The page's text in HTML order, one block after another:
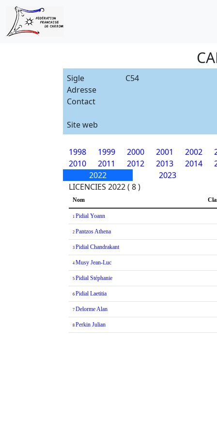
Sigle
C54
Adresse
Contact
Site web
1998 1999 2000 2001 2002
2010
2011 2012 2013 2014
2022
2023
LICENCIES 2022 ( 8 )
Nom
1 Pidial Yoann
2 Pantzos Athena
3 Pidial Chandrakant
4 Musy Jean-Luc
5 Pidial Stéphanie
6 Pidial Laetitia
7 Delorme Alan
8 Perkin Julian